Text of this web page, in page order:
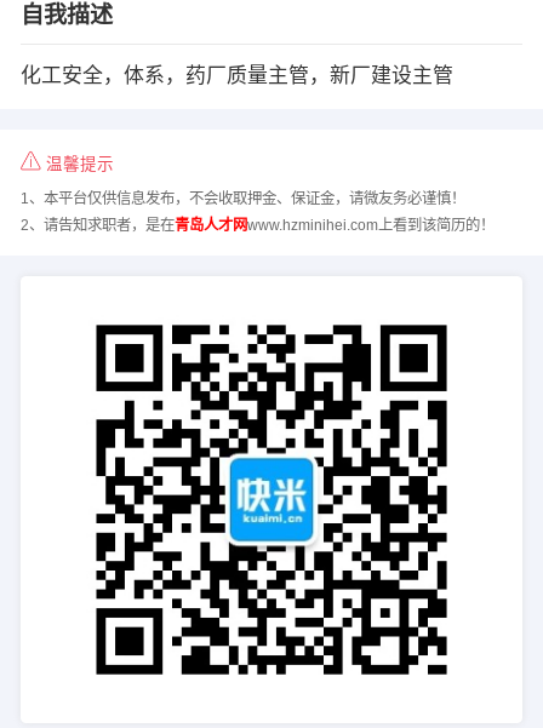
自我描述
化工安全，体系，药厂质量主管，新厂建设主管
温馨提示
1、本平台仅供信息发布，不会收取押金、保证金，请微友务必谨慎！
2、请告知求职者，是在青岛人才网www.hzminihei.com上看到该简历的！